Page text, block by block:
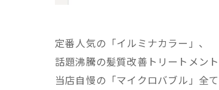
定番人気の「イルミナカラー」、
話題沸騰の髪質改善トリートメント
当店自慢の「マイクロバブル」全